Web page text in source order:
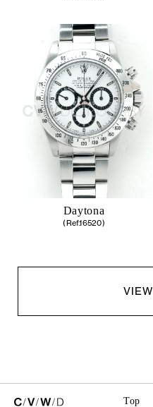
Daytona
(Ref.16520)
Top